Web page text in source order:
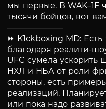
мы первые. В WAK–1F
тысячи бойцов, вот
———————
⏩ K1ckboxing MD:
благодаря реалити-
UFC сумела ускорить
НХЛ и НБА от роли
стороны, есть
реализаций.
или пока надо